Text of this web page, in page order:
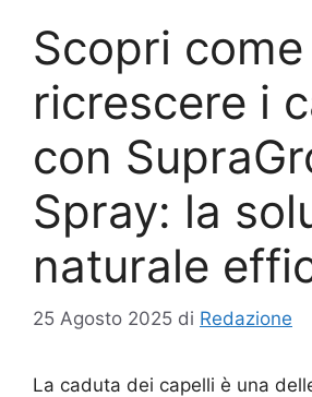
Scopri
ricrescere i
con
Spray: la
naturale
25 Agosto 2025 di Redazione
La caduta dei capelli è una